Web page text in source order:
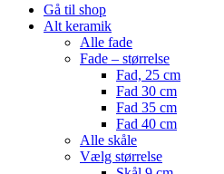
Gå til shop
Alt keramik
Alle fade
Fade – størrelse
Fad, 25 cm
Fad 30 cm
Fad 35 cm
Fad 40 cm
Alle skåle
Vælg størrelse